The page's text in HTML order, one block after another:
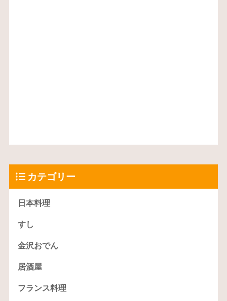
カテゴリー
日本料理
すし
金沢おでん
居酒屋
フランス料理